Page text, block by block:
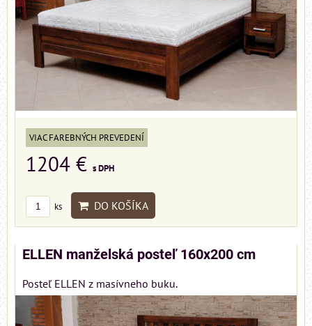
VIAC FAREBNÝCH PREVEDENÍ
1204 € s DPH
ks DO KOŠÍKA
ELLEN manželská posteľ 160x200 cm
Posteľ ELLEN z masívneho buku.